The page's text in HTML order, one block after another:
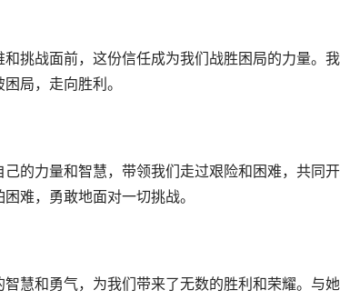
挑战面前，这份信任成为我们战胜困局的力量。
局，走向胜利。
的力量和智慧，带领我们走过艰险和困难，共同
难，勇敢地面对一切挑战。
慧和勇气，为我们带来了无数的胜利和荣耀。与